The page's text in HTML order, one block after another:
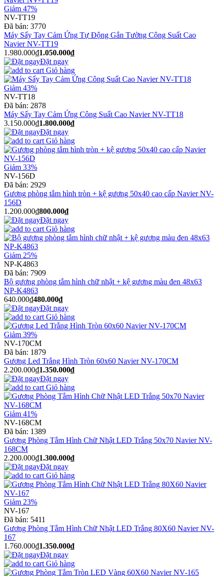
Giảm 47%
NV-TT19
Đã bán: 3770
Máy Sấy Tay Cảm Ứng Tự Động Gắn Tường Công Suất Cao
Navier NV-TT19
1.980.000₫1.050.000₫
Đặt ngay
Giỏ hàng
Giảm 43%
NV-TT18
Đã bán: 2878
Máy Sấy Tay Cảm Ứng Công Suất Cao Navier NV-TT18
3.150.000₫1.800.000₫
Đặt ngay
Giỏ hàng
Giảm 33%
NV-156D
Đã bán: 2929
Gương phòng tắm hình tròn + kệ gương 50x40 cao cấp Navier NV-
156D
1.200.000₫800.000₫
Đặt ngay
Giỏ hàng
Giảm 25%
NP-K4863
Đã bán: 7909
Bộ gương phòng tắm hình chữ nhật + kệ gương màu đen 48x63
NP-K4863
640.000₫480.000₫
Đặt ngay
Giỏ hàng
Giảm 39%
NV-170CM
Đã bán: 1879
Gương Led Trắng Hình Tròn 60x60 Navier NV-170CM
2.200.000₫1.350.000₫
Đặt ngay
Giỏ hàng
Giảm 41%
NV-168CM
Đã bán: 1389
Gương Phòng Tắm Hình Chữ Nhật LED Trắng 50x70 Navier NV-
168CM
2.200.000₫1.300.000₫
Đặt ngay
Giỏ hàng
Giảm 23%
NV-167
Đã bán: 5411
Gương Phòng Tắm Hình Chữ Nhật LED Trắng 80X60 Navier NV-
167
1.760.000₫1.350.000₫
Đặt ngay
Giỏ hàng